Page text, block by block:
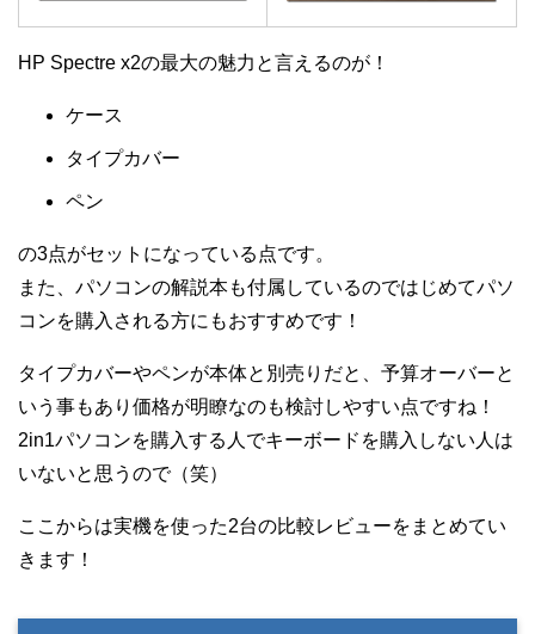
HP Spectre x2の最大の魅力と言えるのが！
ケース
タイプカバー
ペン
の3点がセットになっている点です。
また、パソコンの解説本も付属しているのではじめてパソ
コンを購入される方にもおすすめです！
タイプカバーやペンが本体と別売りだと、予算オーバーと
いう事もあり価格が明瞭なのも検討しやすい点ですね！
2in1パソコンを購入する人でキーボードを購入しない人は
いないと思うので（笑）
ここからは実機を使った2台の比較レビューをまとめてい
きます！